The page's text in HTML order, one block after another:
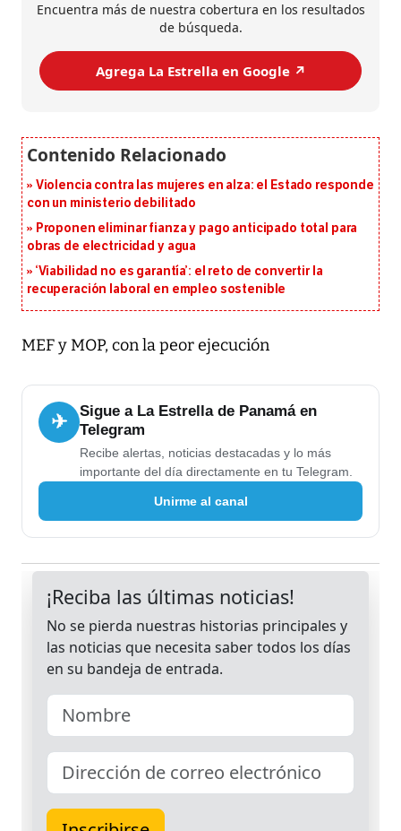
Encuentra más de nuestra cobertura en los resultados
de búsqueda.
Agrega La Estrella en Google ↗️
Violencia contra las mujeres en alza: el Estado responde
con un ministerio debilitado
Proponen eliminar fianza y pago anticipado total para
obras de electricidad y agua
‘Viabilidad no es garantía’: el reto de convertir la
recuperación laboral en empleo sostenible
MEF y MOP, con la peor ejecución
✈
Sigue a La Estrella de Panamá en
Telegram
Recibe alertas, noticias destacadas y lo más
importante del día directamente en tu Telegram.
Unirme al canal